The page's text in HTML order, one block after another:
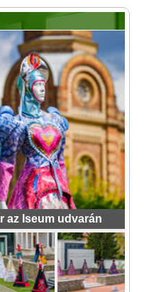
az Iseum udvarán